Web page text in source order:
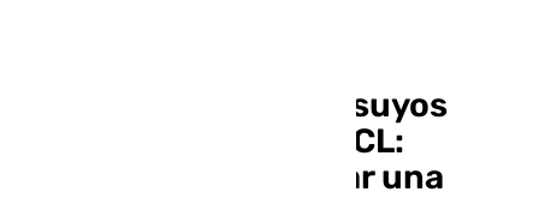
Djedovic quiere a los suyos
enchufados para la BCL:
«Tenemos que mandar una